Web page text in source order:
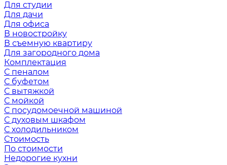
Для студии
Для дачи
Для офиса
В новостройку
В съемную квартиру
Для загородного дома
Комплектация
С пеналом
С буфетом
С вытяжкой
С мойкой
С посудомоечной машиной
С духовым шкафом
С холодильником
Стоимость
По стоимости
Недорогие кухни